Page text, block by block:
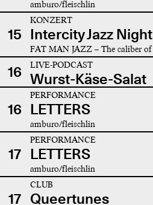
amburo/fleischlin
15
KONZERT
Intercity Jazz
FAT MAN JAZZ – The caliber of
16 LIVE-PODCAST
Wurst-Käse-Salat
16
PERFORMANCE
LETTERS
amburo/fleischlin
17
PERFORMANCE
LETTERS
amburo/fleischlin
17
CLUB
Queertunes